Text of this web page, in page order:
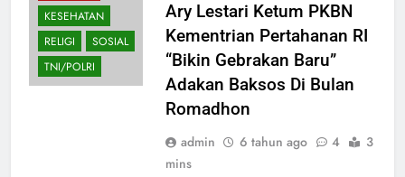
KESEHATAN
RELIGI
SOSIAL
TNI/POLRI
Ary Lestari Ketum PKBN
Kementrian Pertahanan RI
“Bikin Gebrakan Baru”
Adakan Baksos Di Bulan
Romadhon
admin 6 tahun ago 4
3
mins